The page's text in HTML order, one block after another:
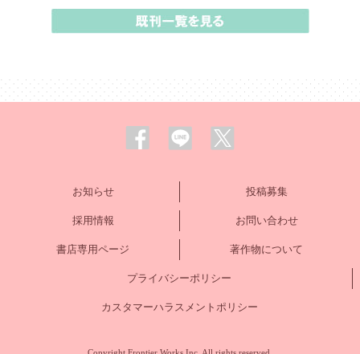
お知らせ 投稿募集
採用情報 お問い合わせ
書店専用ページ 著作物について
プライバシーポリシー
カスタマーハラスメントポリシー